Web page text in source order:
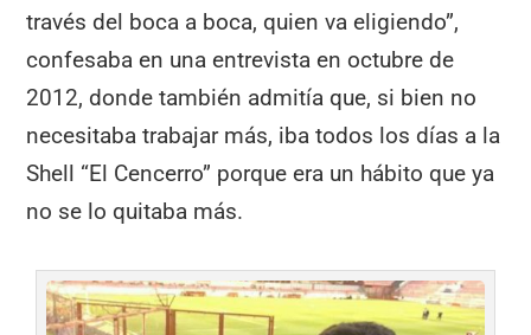
través del boca a boca, quien va eligiendo”,
confesaba en una entrevista en octubre de
2012, donde también admitía que, si bien no
necesitaba trabajar más, iba todos los días a la
Shell “El Cencerro” porque era un hábito que ya
no se lo quitaba más.